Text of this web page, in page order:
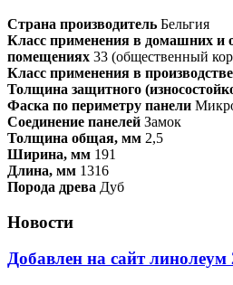
Страна производитель Бельгия
Класс применения в домашних и
помещениях 33 (общественный
Класс применения в
Толщина защитного
Фаска по периметру панели
Соединение панелей Замок
Толщина общая, мм 2,5
Ширина, мм 191
Длина, мм 1316
Порода древа Дуб
Новости
Добавлен на сайт линолеум